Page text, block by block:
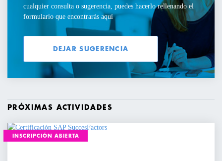
cualquier consulta o sugerencia, puedes hacerlo rellenando el
formulario que encontrarás aquí
DEJAR SUGERENCIA
PRÓXIMAS ACTIVIDADES
INSCRIPCIÓN ABIERTA